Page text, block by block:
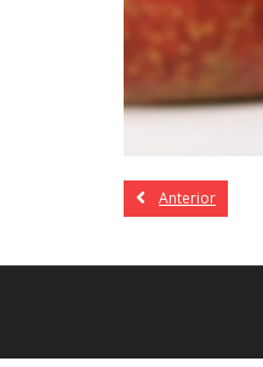
Anterior